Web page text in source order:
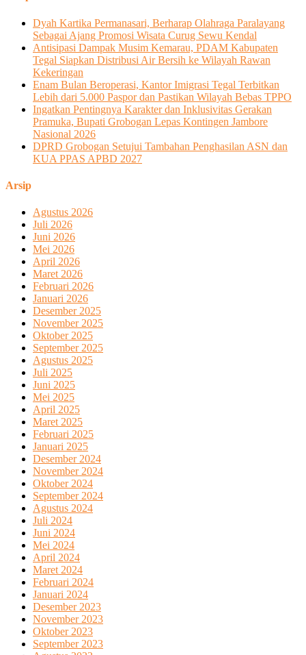
Dyah Kartika Permanasari, Berharap Olahraga Paralayang
Sebagai Ajang Promosi Wisata Curug Sewu Kendal
Antisipasi Dampak Musim Kemarau, PDAM Kabupaten
Tegal Siapkan Distribusi Air Bersih ke Wilayah Rawan
Kekeringan
Enam Bulan Beroperasi, Kantor Imigrasi Tegal Terbitkan
Lebih dari 5.000 Paspor dan Pastikan Wilayah Bebas TPPO
Ingatkan Pentingnya Karakter dan Inklusivitas Gerakan
Pramuka, Bupati Grobogan Lepas Kontingen Jambore
Nasional 2026
DPRD Grobogan Setujui Tambahan Penghasilan ASN dan
KUA PPAS APBD 2027
Arsip
Agustus 2026
Juli 2026
Juni 2026
Mei 2026
April 2026
Maret 2026
Februari 2026
Januari 2026
Desember 2025
November 2025
Oktober 2025
September 2025
Agustus 2025
Juli 2025
Juni 2025
Mei 2025
April 2025
Maret 2025
Februari 2025
Januari 2025
Desember 2024
November 2024
Oktober 2024
September 2024
Agustus 2024
Juli 2024
Juni 2024
Mei 2024
April 2024
Maret 2024
Februari 2024
Januari 2024
Desember 2023
November 2023
Oktober 2023
September 2023